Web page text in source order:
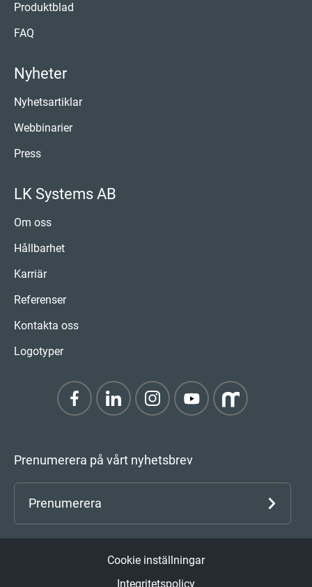
Produktblad
FAQ
Nyheter
Nyhetsartiklar
Webbinarier
Press
LK Systems AB
Om oss
Hållbarhet
Karriär
Referenser
Kontakta oss
Logotyper
Prenumerera på vårt nyhetsbrev
Prenumerera
Cookie inställningar
Integritetspolicy